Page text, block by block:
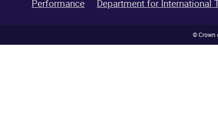
Performance
Department for International
© Crown